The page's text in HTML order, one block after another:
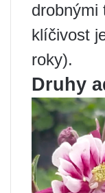
drobnými
klíčivost
roky).
Druhy